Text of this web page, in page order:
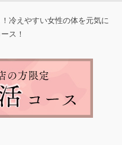
冷えやすい女性の体を元気に
ス！